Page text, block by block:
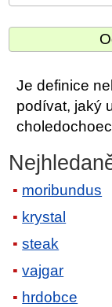
Je definice
podívat, jaký
moribundus
krystal
steak
vajgar
hrdobce